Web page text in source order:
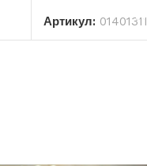
Артикул: 01401311